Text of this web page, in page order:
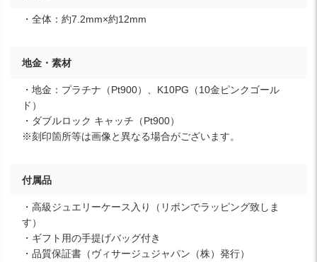
・全体：約7.2mm×約12mm
地金・素材
・地金：プラチナ（Pt900）、K10PG（10金ピンクゴール
ド）
・ダブルロック キャッチ（Pt900）
※刻印箇所等は画像と異なる場合がございます。
付属品
・高級ジュエリーケース入り（リボンでラッピング致しま
す）
・ギフト用の手提げバッグ付き
・品質保証書（ヴィサージュジャパン（株）発行）